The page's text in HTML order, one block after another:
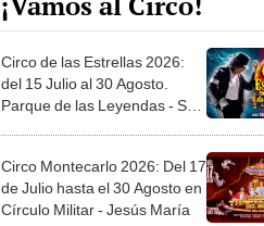
Circo de las Estrellas 2026:
del 15 Julio al 30 Agosto.
Parque de las Leyendas - San
Circo Montecarlo 2026: Del 17
de Julio hasta el 30 Agosto en
Círculo Militar - Jesús María